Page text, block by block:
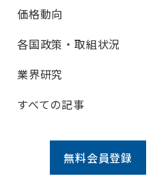
価格動向
各国政策・取組状況
業界研究
すべての記事
無料会員登録